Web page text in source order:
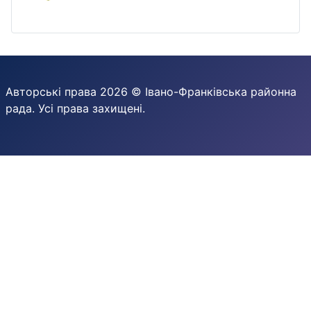
Авторські права 2026 © Івано-Франківська районна
рада. Усі права захищені.